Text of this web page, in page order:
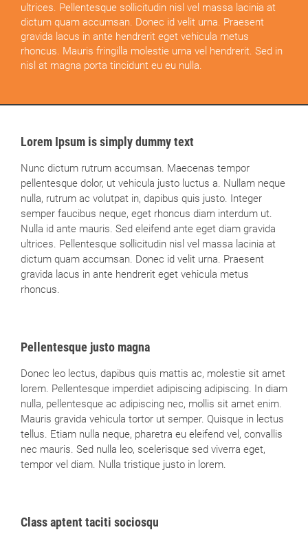
ultrices. Pellentesque sollicitudin nisl vel massa lacinia at
dictum quam accumsan. Donec id velit urna. Praesent
gravida lacus in ante hendrerit eget vehicula metus
rhoncus. Mauris fringilla molestie urna vel hendrerit. Sed in
nisl at magna porta tincidunt eu eu nulla.
Lorem Ipsum is simply dummy text
Nunc dictum rutrum accumsan. Maecenas tempor
pellentesque dolor, ut vehicula justo luctus a. Nullam neque
nulla, rutrum ac volutpat in, dapibus quis justo. Integer
semper faucibus neque, eget rhoncus diam interdum ut.
Nulla id ante mauris. Sed eleifend ante eget diam gravida
ultrices. Pellentesque sollicitudin nisl vel massa lacinia at
dictum quam accumsan. Donec id velit urna. Praesent
gravida lacus in ante hendrerit eget vehicula metus
rhoncus.
Pellentesque justo magna
Donec leo lectus, dapibus quis mattis ac, molestie sit amet
lorem. Pellentesque imperdiet adipiscing adipiscing. In diam
nulla, pellentesque ac adipiscing nec, mollis sit amet enim.
Mauris gravida vehicula tortor ut semper. Quisque in lectus
tellus. Etiam nulla neque, pharetra eu eleifend vel, convallis
nec mauris. Sed nulla leo, scelerisque sed viverra eget,
tempor vel diam. Nulla tristique justo in lorem.
Class aptent taciti sociosqu